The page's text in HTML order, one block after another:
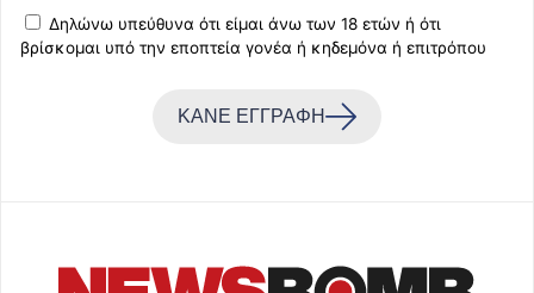
Δηλώνω υπεύθυνα ότι είμαι άνω των 18 ετών ή ότι
βρίσκομαι υπό την εποπτεία γονέα ή κηδεμόνα ή επιτρόπου
ΚΑΝΕ ΕΓΓΡΑΦΗ